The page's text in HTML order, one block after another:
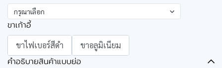
กรุณาเลือก
ขาเก้าอี้
ขาไฟเบอร์สีดำ ขาอลูมิเนียม
คำอธิบายสินค้าแบบย่อ